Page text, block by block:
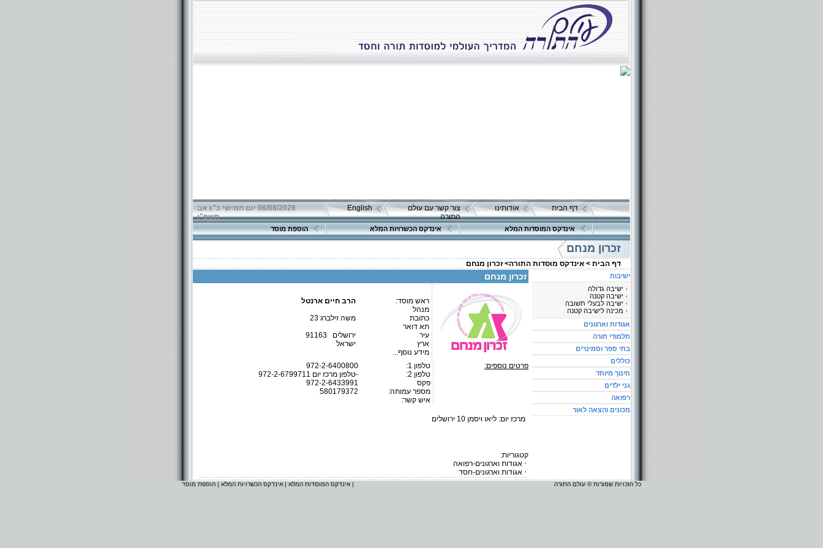
דף הבית אודותינו
צור קשר עם עולם
התורה
English
06/08/2026 יום חמישי כ"ג אב
תשפ"ו
אינדקס המוסדות המלא אינדקס הכשרויות המלא הוספת מוסד
זכרון מנחם
דף הבית > אינדקס מוסדות התורה> זכרון מנחם
זכרון מנחם
ראש מוסד:
הרב חיים ארנטל
מנהל
כתובת
משה זילברג 23
תא דואר
עיר
ירושלים 91163
ארץ
ישראל
מידע נוסף...
פרטים נוספים:
טלפון 1:
טלפון 2:
פקס
מספר עמותה:
איש קשר:
972-2-6400800
972-2-6799711 טלפון מרכז יום-
972-2-6433991
580179372
מרכז יום: ליאו ויסמן 10 ירושלים
קטגוריות:
אגודות וארגונים-רפואה
אגודות וארגונים-חסד
ישיבות
ישיבה גדולה
ישיבה קטנה
ישיבה לבעלי תשובה
מכינה לישיבה קטנה
אגודות וארגונים
תלמודי תורה
בתי ספר וסמינרים
כוללים
חינוך מיוחד
גני ילדים
רפואה
מכונים והצאה לאור
כל הזכויות שמורות © עולם התורה אינדקס המוסדות המלא | אינדקס הכשרויות המלא | הוספת מוסד |